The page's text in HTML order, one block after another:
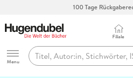
Abholung in über 100
Hugendubel
Menu
Filiale